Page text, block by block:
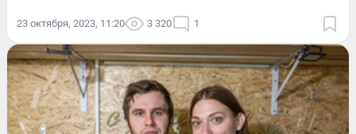
23 октября, 2023, 11:20 3 320 1